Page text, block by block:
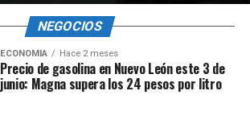
NEGOCIOS
ECONOMÍA Hace 2 meses
Precio de gasolina en Nuevo León este 3 de
junio: Magna supera los 24 pesos por litro